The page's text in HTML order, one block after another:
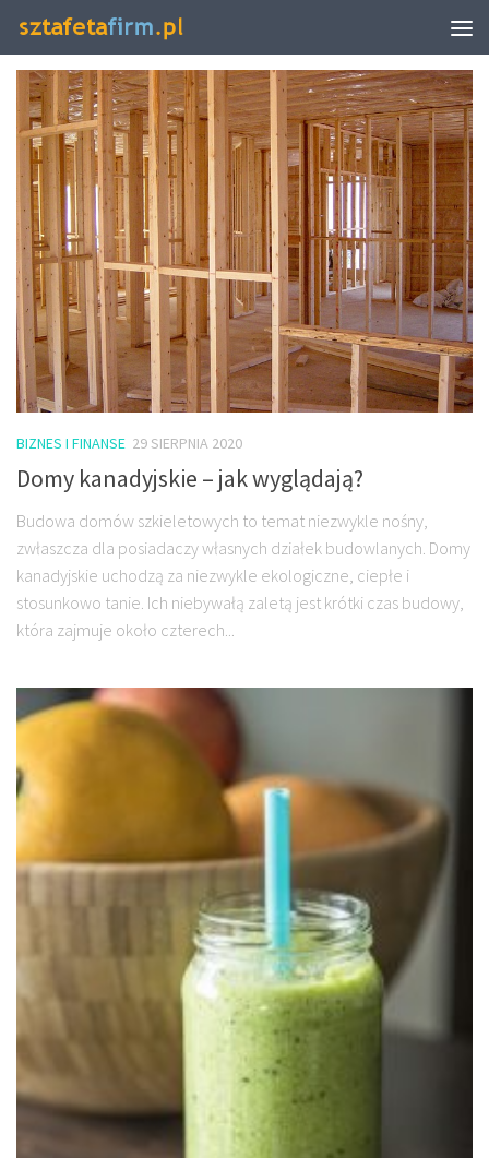
TAGGED:DOMU
BIZNES I FINANSE 29 SIERPNIA 2020
Domy kanadyjskie – jak wyglądają?
Budowa domów szkieletowych to temat niezwykle nośny,
zwłaszcza dla posiadaczy własnych działek budowlanych. Domy
kanadyjskie uchodzą za niezwykle ekologiczne, ciepłe i
stosunkowo tanie. Ich niebywałą zaletą jest krótki czas budowy,
która zajmuje około czterech...